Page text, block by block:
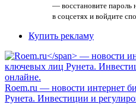
— восстановите пароль
в соцсетях и войдите
Купить рекламу
Roem.ru — новости интернет
Рунета. Инвестиции и